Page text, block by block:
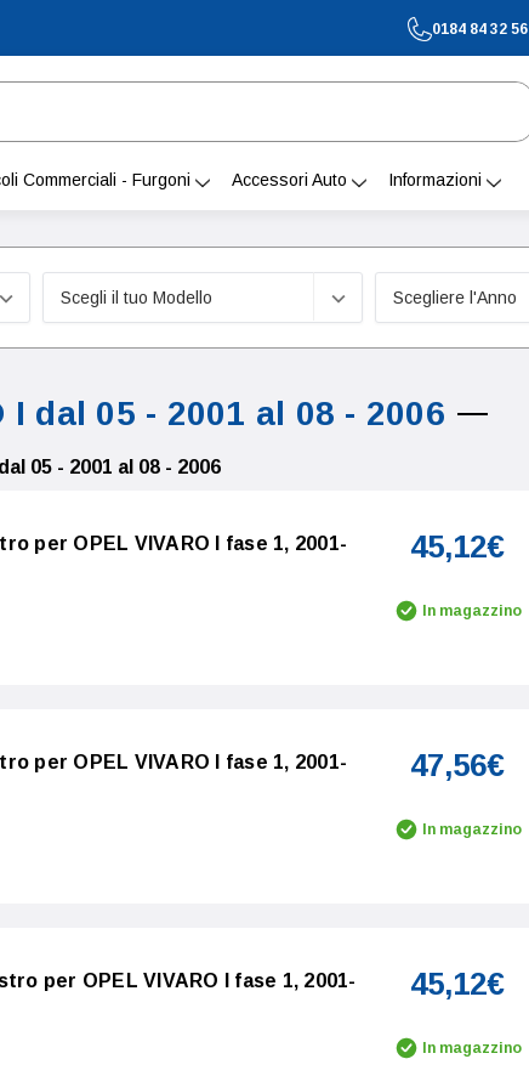
0184 84 32 56
Commerciali - Furgoni Accessori Auto Informazioni
I dal 05 - 2001 al 08 - 2006
05 - 2001 al 08 - 2006
per OPEL VIVARO I fase 1, 2001-
45,12€
In magazzino
per OPEL VIVARO I fase 1, 2001-
47,56€
In magazzino
per OPEL VIVARO I fase 1, 2001-
45,12€
In magazzino